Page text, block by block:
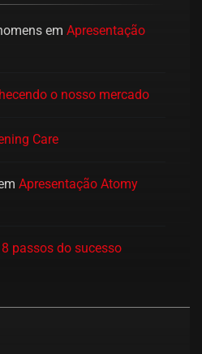
em Apresentação
o nosso mercado
Care
Apresentação Atomy
8 passos do sucesso